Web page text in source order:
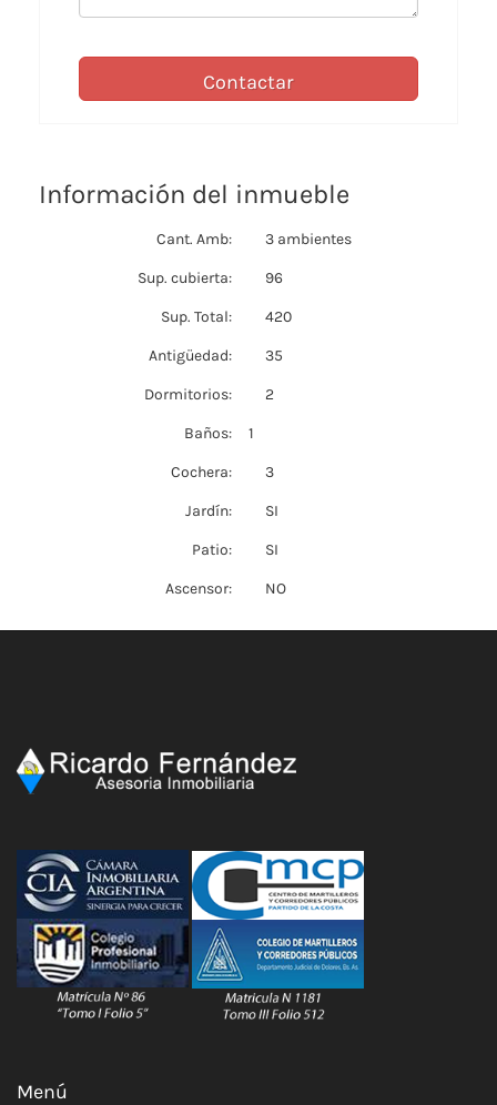
Contactar
Información del inmueble
Cant. Amb: 3 ambientes
Sup. cubierta: 96
Sup. Total: 420
Antigüedad: 35
Dormitorios: 2
Baños: 1
Cochera: 3
Jardín: SI
Patio: SI
Ascensor: NO
Menú